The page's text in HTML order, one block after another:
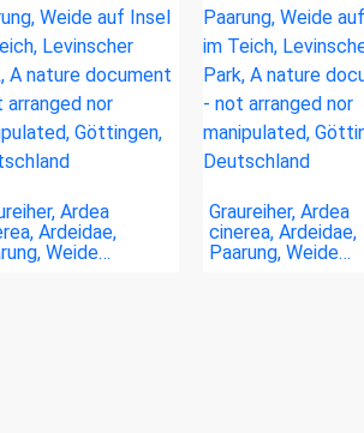
Ardea
Ardeidae,
Weide…
Graureiher, Ardea
cinerea, Ardeidae,
Paarung, Weide…